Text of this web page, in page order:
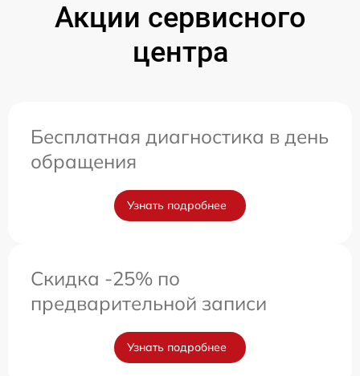
Акции сервисного
центра
Бесплатная диагностика в день
обращения
Узнать подробнее
Скидка -25% по
предварительной записи
Узнать подробнее